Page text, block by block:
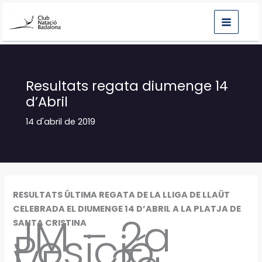
Resultats regata diumenge 14
d’Abril
14 d'abril de 2019
RESULTATS ÚLTIMA REGATA DE LA LLIGA DE LLAÜT
CELEBRADA EL DIUMENGE 14 D’ABRIL A LA PLATJA DE
SANTA CRISTINA
JM – 2a